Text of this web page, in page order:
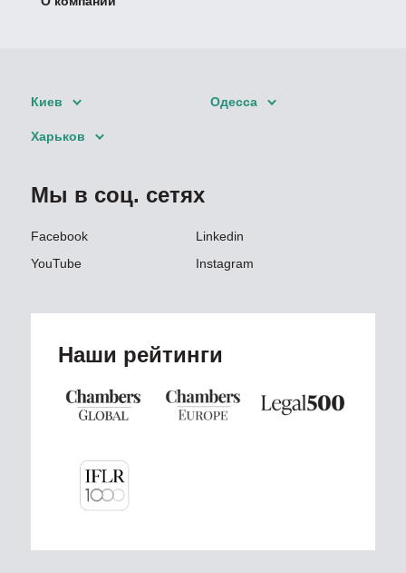
Киев Одесса
Харьков
Мы в соц. сетях
Facebook
Linkedin
YouTube
Instagram
Наши рейтинги